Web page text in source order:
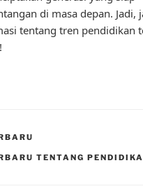
di masa depan. Jadi,
tentang tren pendidikan
TENTANG